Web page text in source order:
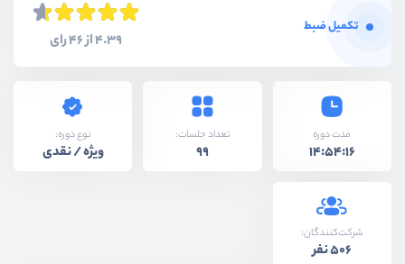
تکمیل ضبط
4.39 از 46 رای
مدت دوره
14:54:16
تعداد جلسات:
99
نوع دوره:
ویژه / نقدی
شرکت‌کنندگان:
506 نفر